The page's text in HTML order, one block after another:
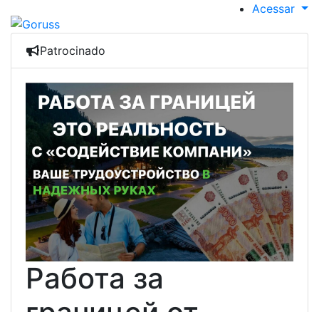
Acessar
Patrocinado
Работа за